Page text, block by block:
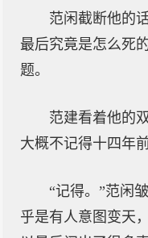
范闲截断他的
最后究竟是怎么死
题。
范建看着他的
大概不记得十四年
“记得。”范闲
乎是有人意图变天